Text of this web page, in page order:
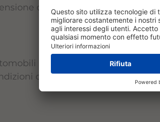
dell'impianto di
raccomandano
di utilizzo.